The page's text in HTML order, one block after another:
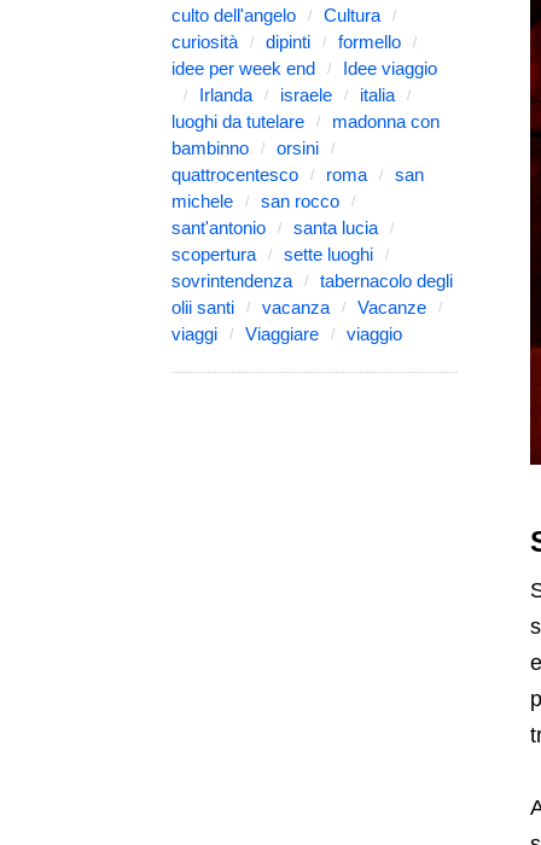
culto dell'angelo
Cultura
curiosità
dipinti
formello
idee per week end
Idee viaggio
Irlanda
israele
italia
luoghi da tutelare
madonna con
bambinno
orsini
quattrocentesco
roma
san
michele
san rocco
sant'antonio
santa lucia
scopertura
sette luoghi
sovrintendenza
tabernacolo degli
olii santi
vacanza
Vacanze
viaggi
Viaggiare viaggio